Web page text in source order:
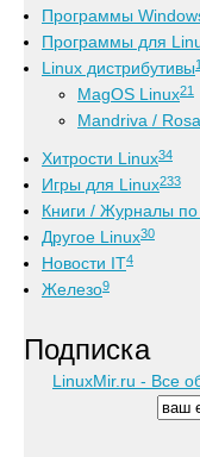
Программы
Программы для
Linux дистрибутивы
MagOS Linux21
Mandriva /
Хитрости Linux34
Игры для Linux233
Книги / Журналы
Другое Linux30
Новости IT4
Железо9
Подписка
LinuxMir.ru - Все